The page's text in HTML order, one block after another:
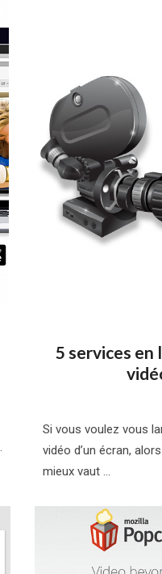
5 services
Si vous voulez vous
vidéo d’un écran,
mieux vaut …